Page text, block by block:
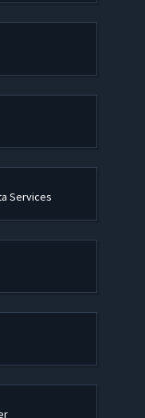
Services